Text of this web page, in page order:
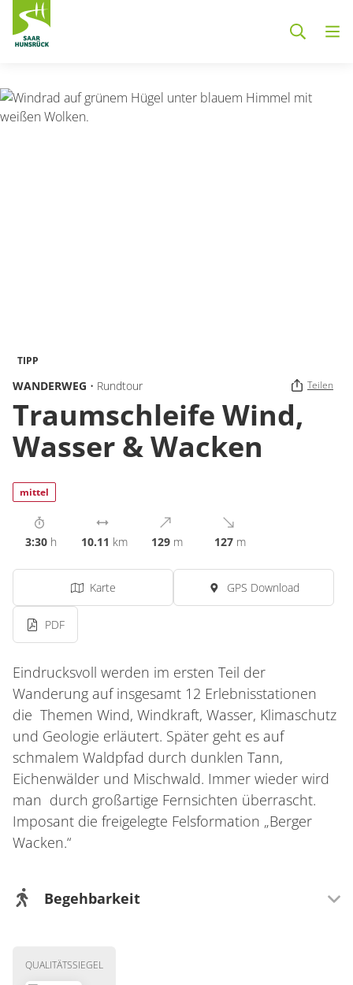
TIPP
WANDERWEG • Rundtour Teilen
Traumschleife Wind,
Wasser & Wacken
mittel
3:30 h 10.11 km 129 m 127 m
Karte GPS Download
PDF
Eindrucksvoll werden im ersten Teil der
Wanderung auf insgesamt 12 Erlebnisstationen
die Themen Wind, Windkraft, Wasser, Klimaschutz
und Geologie erläutert. Später geht es auf
schmalem Waldpfad durch dunklen Tann,
Eichenwälder und Mischwald. Immer wieder wird
man durch großartige Fernsichten überrascht.
Imposant die freigelegte Felsformation „Berger
Wacken.“
Begehbarkeit
Mit Kindern gut zu laufen
QUALITÄTSSIEGEL